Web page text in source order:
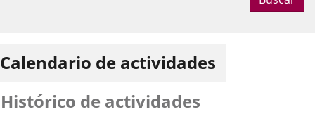
Calendario de actividades
Histórico de actividades